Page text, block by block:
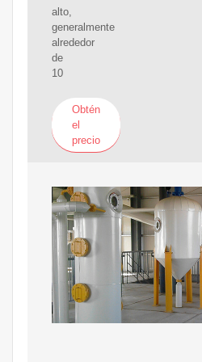
alto,
generalmente
alrededor
de
10
Obtén
el
precio